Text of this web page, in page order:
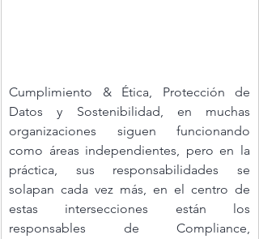
Cumplimiento & Ética, Protección de
Datos y Sostenibilidad, en muchas
organizaciones siguen funcionando
como áreas independientes, pero en la
práctica, sus responsabilidades se
solapan cada vez más, en el centro de
estas intersecciones están los
responsables de Compliance,